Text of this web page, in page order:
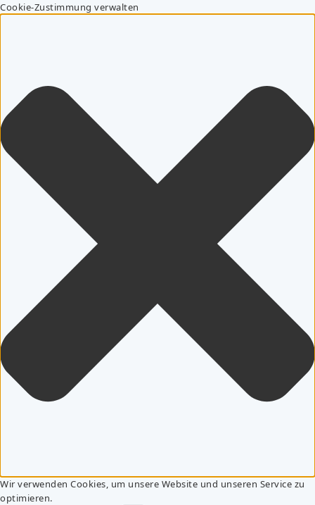
Cookie-Zustimmung verwalten
Wir verwenden Cookies, um unsere Website und unseren Service zu
optimieren.